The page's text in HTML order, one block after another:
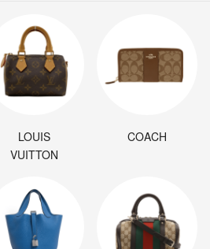
LOUIS
VUITTON
COACH